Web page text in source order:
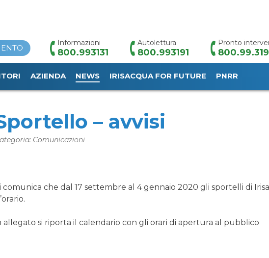
Informazioni
800.993131
Autolettura
800.993191
Pronto
AZIENDA NEWS IRISACQUA FOR FUTURE PNRR
SPORTELLO – AVVISI
– avvisi
Comunicazioni
comunica che dal 17 settembre al 4 gennaio 2020 gli sportelli di
allegato si riporta il calendario con gli orari di apertura al pubblico